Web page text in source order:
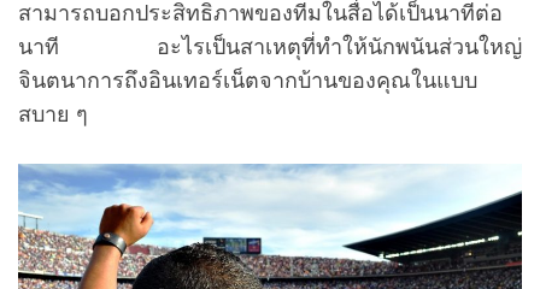
สามารถบอกประสิทธิภาพของทีมในสื่อได้เป็นนาทีต่อ
นาที อะไรเป็นสาเหตุที่ทำให้นักพนันส่วนใหญ่
จินตนาการถึงอินเทอร์เน็ตจากบ้านของคุณในแบบ
สบาย ๆ